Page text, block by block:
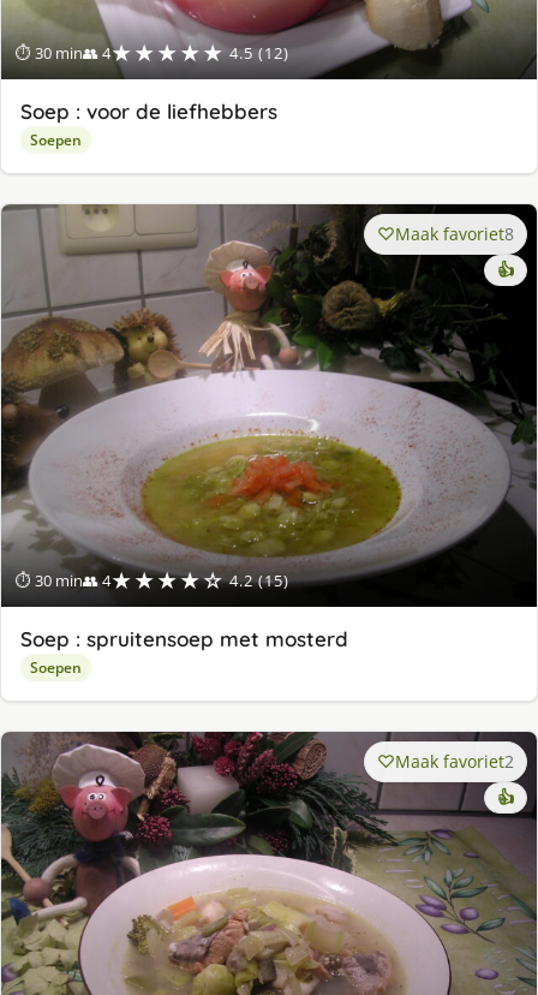
⏱ 30 min👥 4★★★★★ 4.5 (12)
Soep : voor de liefhebbers
Soepen
⏱ 30 min👥 4★★★★☆ 4.2 (15)
Maak favoriet8
👍
Soep : spruitensoep met mosterd
Soepen
Maak favoriet2
👍